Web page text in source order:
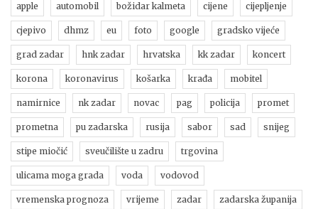
apple automobil božidar kalmeta cijene cijepljenje
cjepivo dhmz eu foto google gradsko vijeće
grad zadar hnk zadar hrvatska kk zadar koncert
korona koronavirus košarka krađa mobitel
namirnice nk zadar novac pag policija promet
prometna pu zadarska rusija sabor sad snijeg
stipe miočić sveučilište u zadru trgovina
ulicama moga grada voda vodovod
vremenska prognoza vrijeme zadar zadarska županija